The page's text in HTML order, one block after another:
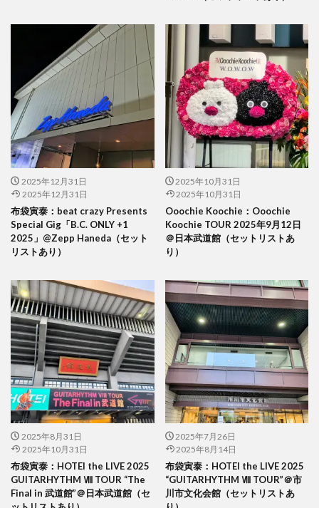
2025年12月31日
2025年12月31日
布袋寅泰：beat crazy Presents
Special Gig「B.C. ONLY +1
2025」@Zepp Haneda（セット
リストあり）
2025年10月31日
2025年10月31日
Ooochie Koochie：Ooochie
Koochie TOUR 2025年9月12日
＠日本武道館（セットリストあ
り）
2025年8月31日
2025年10月31日
布袋寅泰：HOTEI the LIVE 2025
GUITARHYTHM Ⅷ TOUR “The
Final in 武道館”＠日本武道館（セ
2025年7月26日
2025年8月14日
布袋寅泰：HOTEI the LIVE 2025
“GUITARHYTHM Ⅷ TOUR”＠市
川市文化会館（セットリストあ